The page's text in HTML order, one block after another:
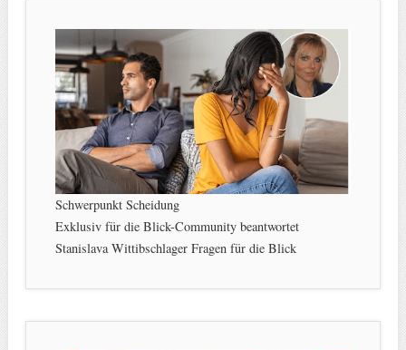
Schwerpunkt Scheidung
Exklusiv für die Blick-Community beantwortet
Stanislava Wittibschlager Fragen für die Blick